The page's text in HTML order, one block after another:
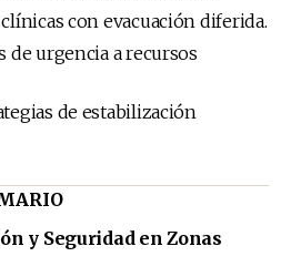
con evacuación diferida.
de urgencia a recursos
de estabilización
y Seguridad en Zonas